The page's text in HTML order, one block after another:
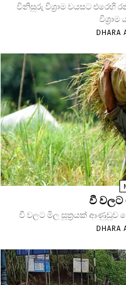
විනිසුරු විශ්‍රාම වයසට
විශ්‍රාම
DHARA
වී වලට
වී වලට මිල සූත්‍රයක් ආණුඩුව
DHARA